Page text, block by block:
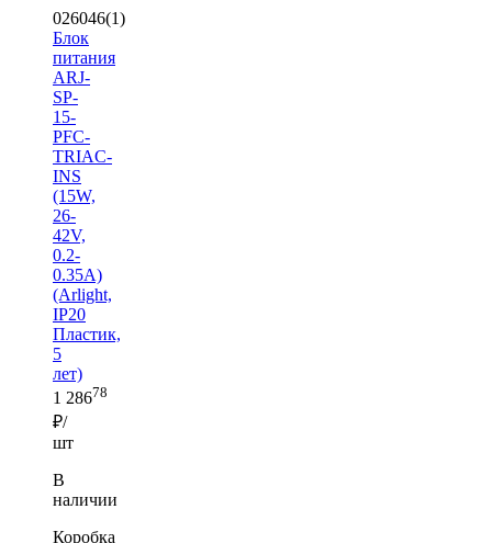
026046(1)
Блок
питания
ARJ-
SP-
15-
PFC-
TRIAC-
INS
(15W,
26-
42V,
0.2-
0.35A)
(Arlight,
IP20
Пластик,
5
лет)
1 28678
₽/
шт
В
наличии
Коробка